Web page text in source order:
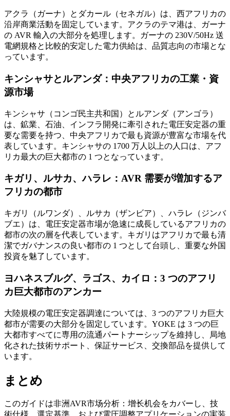
アクラ（ガーナ）とダカール（セネガル）は、西アフリカの
沿岸商業活動を固定しています。アクラのテマ港は、ガーナ
の AVR 輸入の大部分を処理します。ガーナの 230V/50Hz 送
電網規格と比較的安定した電力供給は、品質志向の市場とな
っています。
キンシャサとルアンダ：中央アフリカの工業・資
源市場
キンシャサ（コンゴ民主共和国）とルアンダ（アンゴラ）
は、鉱業、石油、インフラ開発に牽引された電圧安定器の重
要な需要を持つ、中央アフリカで最も資源が豊富な市場を代
表しています。キンシャサの 1700 万人以上の人口は、アフ
リカ最大の巨大都市の 1 つとなっています。
キガリ、ルサカ、ハラレ：AVR 需要が増加するア
フリカの都市
キガリ（ルワンダ）、ルサカ（ザンビア）、ハラレ（ジンバ
ブエ）は、電圧安定器市場が急速に成長しているアフリカの
都市の次の層を代表しています。キガリはアフリカで最も清
潔でガバナンスの良い都市の 1 つとして台頭し、重要な外国
投資を魅了しています。
ヨハネスブルグ、ラゴス、カイロ：3 つのアフリ
カ巨大都市のアンカー
大陸規模の電圧安定器調達については、3 つのアフリカ巨大
都市が需要の大部分を固定しています。YOKE は 3 つの巨
大都市すべてに専用の流通パートナーシップを維持し、局地
化された技術サポート、保証サービス、交換部品を提供して
います。
まとめ
このガイドは非洲AVR市场分析：增长机会をカバーし、技